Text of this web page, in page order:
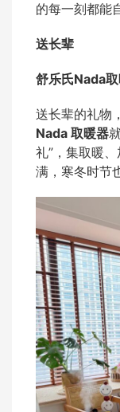
的每一刻都能
送长辈
舒乐氏Nada
送长辈的礼物
Nada 取暖器
礼”，集取暖
满，寒冬时节